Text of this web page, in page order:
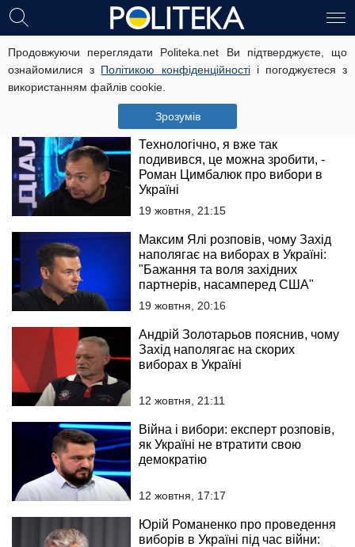
Продовжуючи переглядати Politeka.net Ви підтверджуєте, що
ознайомилися з Політикою конфіденційностіі погоджуєтеся з
використанням файлів cookie.
Зрозумів
Військова вщент рознесла ідею
виборів під час війни: "Це
плювати в обличчя тим, хто на
фронті"
20 жовтня, 21:00
Технологічно, я вже так
подивився, це можна зробити, -
Роман Цимбалюк про вибори в
Україні
19 жовтня, 21:15
Максим Ялі розповів, чому Захід
наполягає на виборах в Україні:
"Бажання та воля західних
партнерів, насамперед США"
19 жовтня, 20:16
Андрій Золотарьов пояснив, чому
Захід наполягає на скорих
виборах в Україні
12 жовтня, 21:11
Війна і вибори: експерт розповів,
як Україні не втратити свою
демократію
12 жовтня, 17:17
Юрій Романенко про проведення
виборів в Україні під час війни: